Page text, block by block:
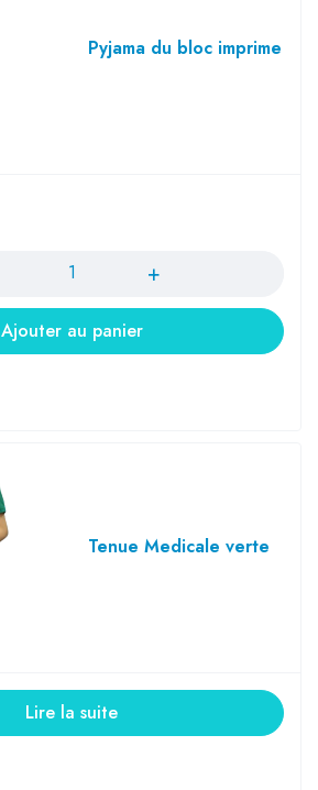
Pyjama du bloc imprime
Ajouter au panier
Tenue Medicale verte
Lire la suite